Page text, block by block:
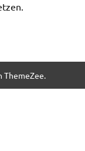
ThemeZee.